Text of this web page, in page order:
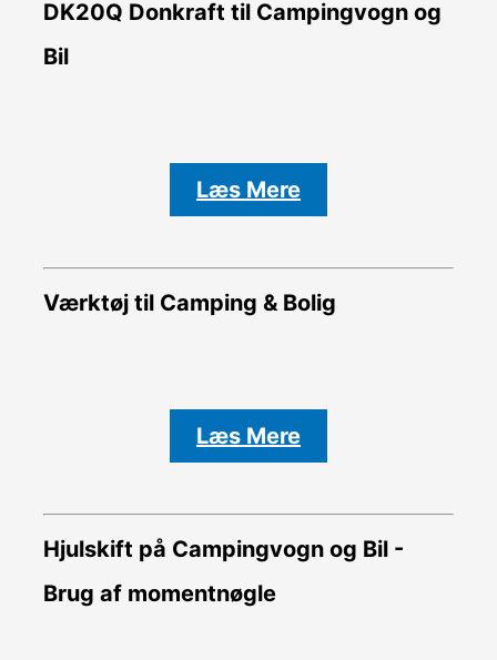
DK20Q Donkraft til Campingvogn og
Bil
Læs Mere
Værktøj til Camping & Bolig
Læs Mere
Hjulskift på Campingvogn og Bil -
Brug af momentnøgle